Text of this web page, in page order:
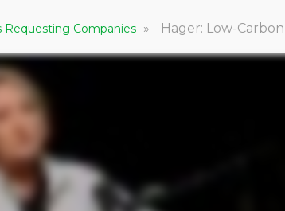
Requesting Companies » Hager: Low-Carbon